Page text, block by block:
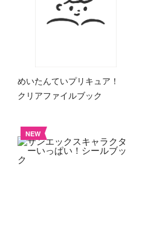
めいたんていプリキュア！
クリアファイルブック
NEW